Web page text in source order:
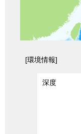
[環境情報]
深度